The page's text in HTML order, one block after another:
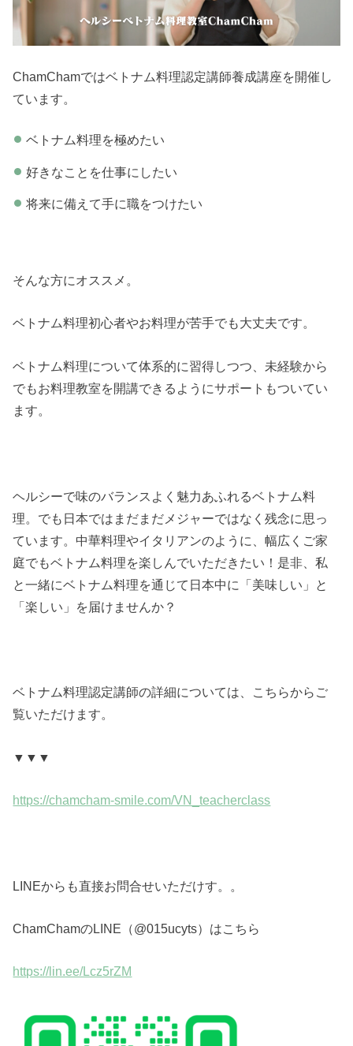
ChamChamではベトナム料理認定講師養成講座を開催し
ています。
ベトナム料理を極めたい
好きなことを仕事にしたい
将来に備えて手に職をつけたい
そんな方にオススメ。
ベトナム料理初心者やお料理が苦手でも大丈夫です。
ベトナム料理について体系的に習得しつつ、未経験から
でもお料理教室を開講できるようにサポートもついてい
ます。
ヘルシーで味のバランスよく魅力あふれるベトナム料
理。でも日本ではまだまだメジャーではなく残念に思っ
ています。中華料理やイタリアンのように、幅広くご家
庭でもベトナム料理を楽しんでいただきたい！是非、私
と一緒にベトナム料理を通じて日本中に「美味しい」と
「楽しい」を届けませんか？
ベトナム料理認定講師の詳細については、こちらからご
覧いただけます。
▼▼▼
https://chamcham-smile.com/VN_teacherclass
LINEからも直接お問合せいただけす。。
ChamChamのLINE（@015ucyts）はこちら
https://lin.ee/Lcz5rZM